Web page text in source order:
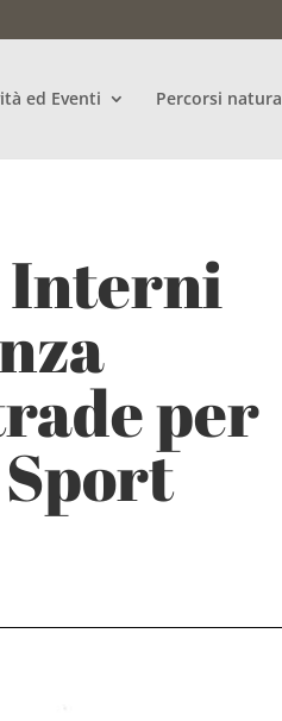
ed Eventi Percorsi natura
Interni
per